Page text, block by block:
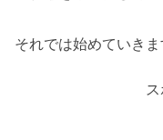
それでは始めていきま